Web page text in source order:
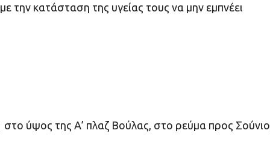
με την κατάσταση της υγείας τους να μην εμπνέει
στο ύψος της Α’ πλαζ Βούλας, στο ρεύμα προς Σούνιο,